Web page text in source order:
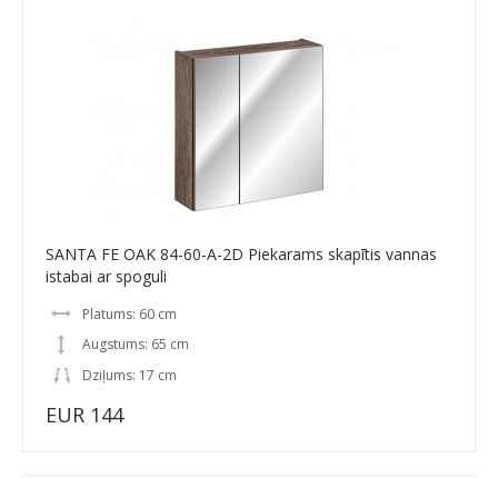
SANTA FE OAK 84-60-A-2D Piekarams skapītis vannas
istabai ar spoguli
Platums: 60 cm
Augstums: 65 cm
Dziļums: 17 cm
EUR 144